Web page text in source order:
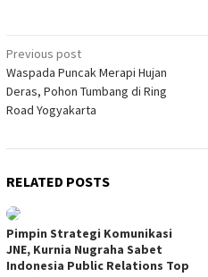
Post
navigation
Previous post
Waspada Puncak Merapi Hujan
Deras, Pohon Tumbang di Ring
Road Yogyakarta
RELATED POSTS
Pimpin Strategi Komunikasi
JNE, Kurnia Nugraha Sabet
Indonesia Public Relations Top